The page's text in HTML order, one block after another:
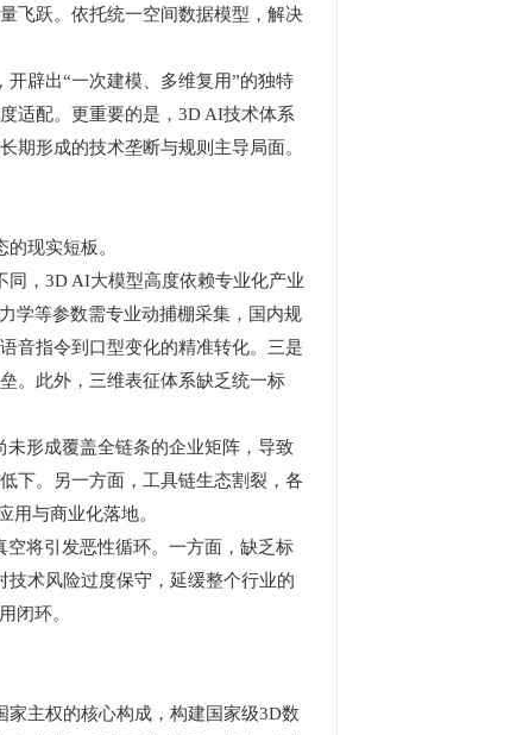
飞跃。依托统一空间数据模型，解决
辟出“一次建模、多维复用”的独特
适配。更重要的是，3D AI技术体系
期形成的技术垄断与规则主导局面。
现实短板。
，3D AI大模型高度依赖专业化产业
学等参数需专业动捕棚采集，国内规
音指令到口型变化的精准转化。三是
。此外，三维表征体系缺乏统一标
形成覆盖全链条的企业矩阵，导致
下。另一方面，工具链生态割裂，各
用与商业化落地。
将引发恶性循环。一方面，缺乏标
术风险过度保守，延缓整个行业的
闭环。
主权的核心构成，构建国家级3D数